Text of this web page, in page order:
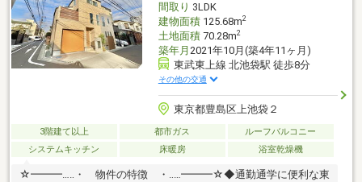
間取り 3LDK
建物面積125.68m2
土地面積70.28m2
築年月 2021年10月(築4年11ヶ月)
東武東上線 北池袋駅 徒歩8分
その他の交通
東京都豊島区上池袋２
3階建て以上 都市ガス
ルーフバルコニー
システムキッチン
床暖房 浴室乾燥機
☆━━━…‥・ 物件の特徴 ・‥…━━━☆◆通勤通学に便利な東